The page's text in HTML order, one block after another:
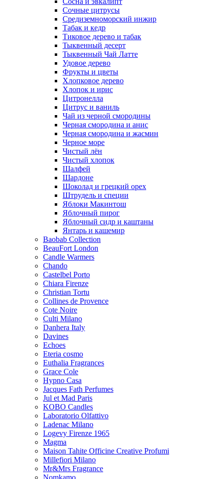
Сочные цитрусы
Средиземноморский инжир
Табак и кедр
Тиковое дерево и табак
Тыквенный десерт
Тыквенный Чай Латте
Удовое дерево
Фрукты и цветы
Хлопковое дерево
Хлопок и ирис
Цитронелла
Цитрус и ваниль
Чай из черной смородины
Черная смородина и анис
Черная смородина и жасмин
Черное море
Чистый лён
Чистый хлопок
Шалфей
Шардоне
Шоколад и грецкий орех
Штрудель и специи
Яблоки Макинтош
Яблочный пирог
Яблочный сидр и каштаны
Янтарь и кашемир
Baobab Collection
BeauFort London
Candle Warmers
Chando
Castelbel Porto
Chiara Firenze
Christian Tortu
Collines de Provence
Cote Noire
Culti Milano
Danhera Italy
Davines
Echoes
Eteria cosmo
Euthalia Fragrances
Grace Cole
Hypno Casa
Jacques Fath Perfumes
Jul et Mad Paris
KOBO Candles
Laboratorio Olfattivo
Ladenac Milano
Logevy Firenze 1965
Magma
Maison Tahite Officine Creative Profumi
Millefiori Milano
Mr&Mrs Fragrance
Nomkamo